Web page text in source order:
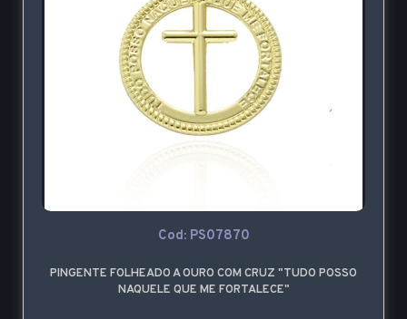
Cod: PS07870
PINGENTE FOLHEADO A OURO COM CRUZ "TUDO POSSO
NAQUELE QUE ME FORTALECE"